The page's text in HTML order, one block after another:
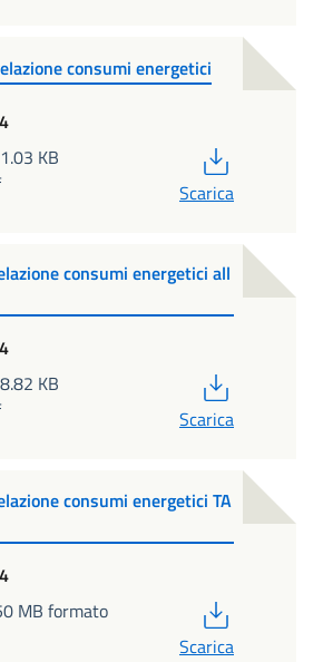
consumi energetici
KB
Scarica
consumi energetici all
KB
Scarica
consumi energetici TA
MB formato
Scarica